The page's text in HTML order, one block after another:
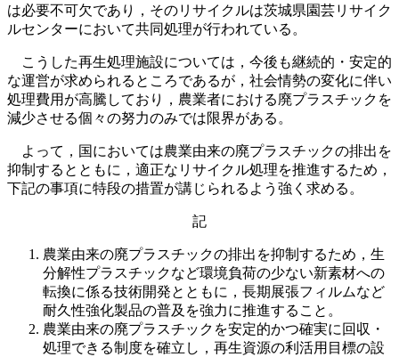
は必要不可欠であり，そのリサイクルは茨城県園芸リサイク
ルセンターにおいて共同処理が行われている。
こうした再生処理施設については，今後も継続的・安定的
な運営が求められるところであるが，社会情勢の変化に伴い
処理費用が高騰しており，農業者における廃プラスチックを
減少させる個々の努力のみでは限界がある。
よって，国においては農業由来の廃プラスチックの排出を
抑制するとともに，適正なリサイクル処理を推進するため，
下記の事項に特段の措置が講じられるよう強く求める。
記
農業由来の廃プラスチックの排出を抑制するため，生
分解性プラスチックなど環境負荷の少ない新素材への
転換に係る技術開発とともに，長期展張フィルムなど
耐久性強化製品の普及を強力に推進すること。
農業由来の廃プラスチックを安定的かつ確実に回収・
処理できる制度を確立し，再生資源の利活用目標の設